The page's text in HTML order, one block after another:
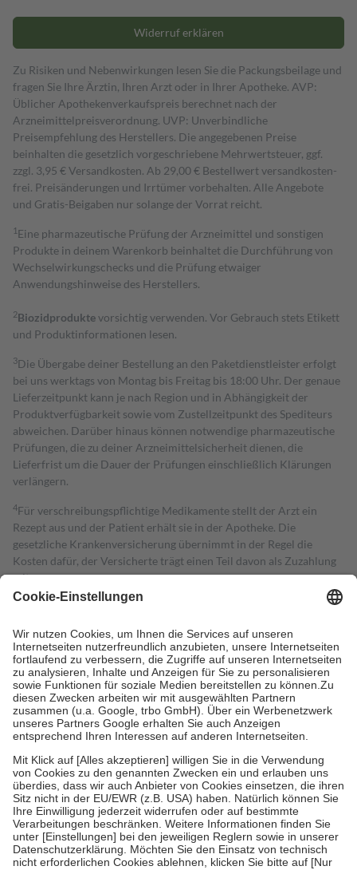
Widerruf erklären
Zu Risiken und Nebenwirkungen lesen Sie die Packungsbeilage und
fragen Sie Ihre Ärztin, Ihren Arzt oder in Ihrer Apotheke. AVP:
Üblicher Apothekenverkaufspreis berechnet nach der
Arzneimittelpreisverordnung. UVP: Unverbindliche
Preisempfehlung des Herstellers. Die angegebenen Preise
beinhalten die gesetzlich vorgeschriebene Mehrwertsteuer, ggf.
zzgl. 3,95 € Versandkosten. Ab 29,00 € Bestell­wert versand­kosten­
frei. Preisänderungen und Irrtümer vorbehalten. Alle Angebote
und Gratis-Beigaben nur solange der Vorrat reicht.
1 Eine pharmazeutische Prüfung der Arzneimittel und sonstigen
Produkte in deinem Warenkorb beinhaltet die Durchführung von
Wechselwirkungschecks und die Prüfung etwaiger
Anwendungshinweise des Herstellers.
2Biozidproduktevorsichtig verwenden. Vor Gebrauch stets Etikett
und Produktinformationen lesen.
3Die Übergabe deiner Bestellung an den Paketdienstleister erfolgt
bei uns werktags von Montag bis Freitag bis 18:00 Uhr. Der genaue
Lieferzeitpunkt kann je nach Region und in Abhängigkeit der
Produktverfügbarkeit sowie vom Zustellzeitpunkt des Spediteurs
abweichen. Darüber hinaus können notwendige pharmazeutische
Prüfungen, die zu deiner Arzneimittelsicherheit dienen, die
Lieferfrist um die Dauer der Prüfungen einschließlich Klärungen
verlängern.
4Für verschreibungspflichtige Medikamente stellt der Arzt ein
Rezept aus und der Patient erhält sie in der Apotheke. Die
gesetzliche Krankenversicherung übernimmt in der Regel die
Kosten dafür, der Versicherte trägt einen Teil davon als Zuzahlung
mit.
Grundsätzlich leisten Mitglieder Zuzahlungen in Höhe von zehn
höchstens zehn Euro.
Es sind jedoch nie mehr als die tatsächlichen
Kosten der Leistung zu entrichten.
Diese Regeln gelten grundsätzlich auch für Online-Apotheken.
Bei Heilmitteln und häuslicher Krankenpflege beträgt die
Zuzahlung zehn Prozent der Kosten sowie zehn Euro je
Verordnung.
Um das Engagement der Versicherten für ihre eigene Gesundheit zu
stärken und die besondere Stellung der Familie zu unterstützen,
fallenkeine Zuzahlungenan bei:
• Kindern und Jugendlichen bis zum vollendeten 18. Lebensjahr
mit Ausnahme der Fahrkosten
• Untersuchungen zur Vorsorge und Früherkennung, die von der
GKV getragen werden
• empfohlenen Schutzimpfungen
• Harn- und Blutteststreifen